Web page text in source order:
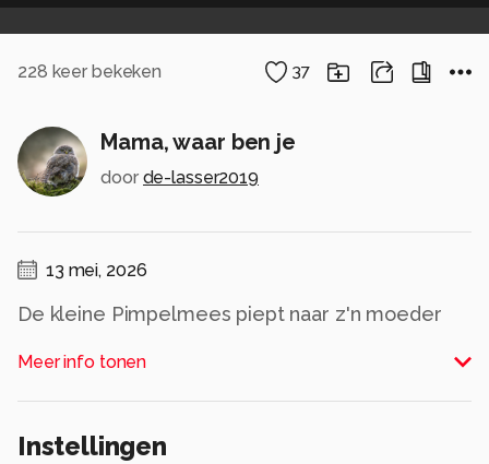
228 keer bekeken 37
Mama, waar ben je
door de-lasser2019
13 mei, 2026
De kleine Pimpelmees piept naar z'n moeder
Alle rechten voorbehouden
Meer info tonen
Instellingen